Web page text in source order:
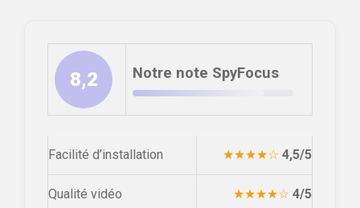
8,2 Notre note SpyFocus
Facilité d’installation ★★★★☆ 4,5/5
Qualité vidéo ★★★★☆ 4/5